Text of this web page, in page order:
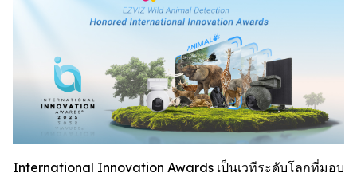
International Innovation Awards เป็นเวทีระดับโลกที่มอบ